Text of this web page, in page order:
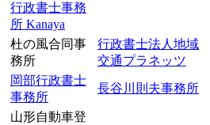
行政書士事務
所 Kanaya
杜の風合同事
務所
行政書士法人地域
交通プラネッツ
岡部行政書士
事務所
長谷川則夫事務所
山形自動車登